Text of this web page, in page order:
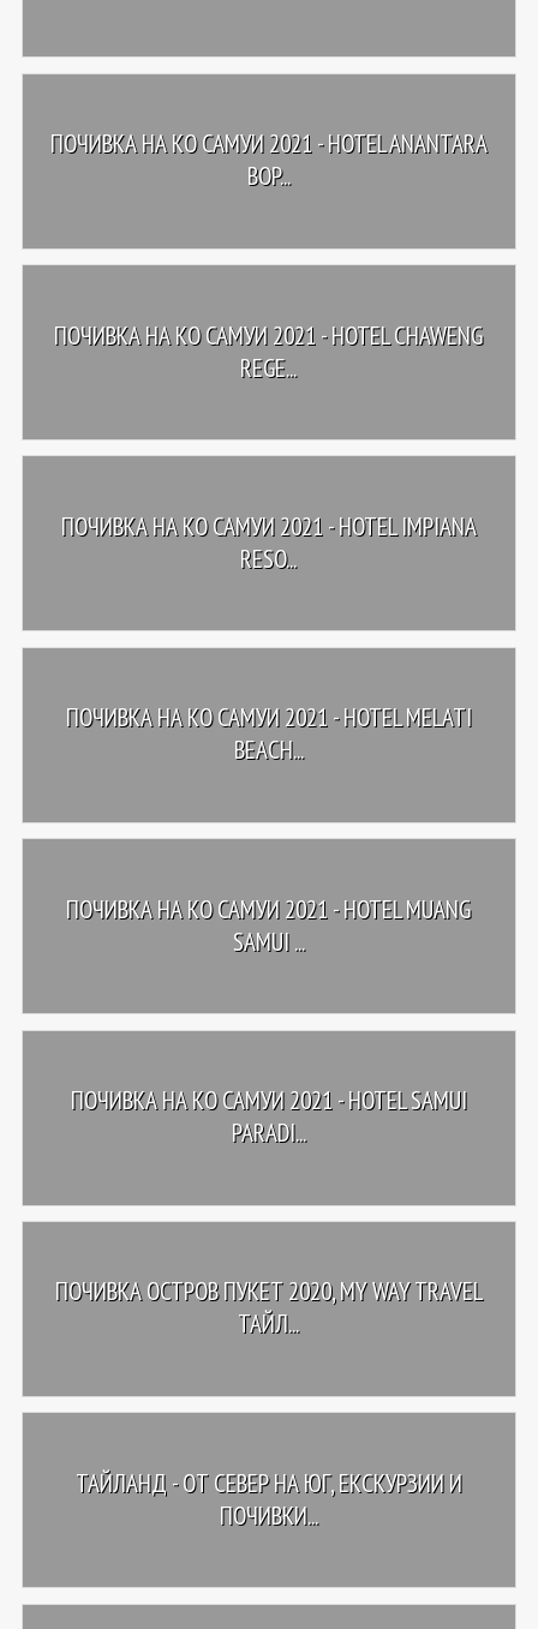
ПОЧИВКА НА КО САМУИ 2021 - HOTEL ANANTARA
BOP...
ПОЧИВКА НА КО САМУИ 2021 - HOTEL CHAWENG
REGE...
ПОЧИВКА НА КО САМУИ 2021 - HOTEL IMPIANA
RESO...
ПОЧИВКА НА КО САМУИ 2021 - HOTEL MELATI
BEACH...
ПОЧИВКА НА КО САМУИ 2021 - HOTEL MUANG
SAMUI ...
ПОЧИВКА НА КО САМУИ 2021 - HOTEL SAMUI
PARADI...
ПОЧИВКА ОСТРОВ ПУКЕТ 2020, MY WAY TRAVEL
ТАЙЛ...
ТАЙЛАНД - OТ СЕВЕР НА ЮГ, ЕКСКУРЗИИ И
ПОЧИВКИ...